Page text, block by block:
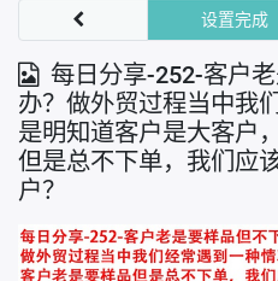
每日分享-252-客户
办？做外贸过程当中我
是明知道客户是大客户
但是总不下单，我们应
户？
设置完成